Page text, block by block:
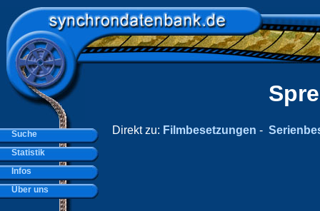
Direkt zu: Filmbesetzungen -
Suche
Statistik
Infos
Über uns